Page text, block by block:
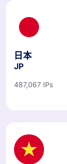
日本
JP